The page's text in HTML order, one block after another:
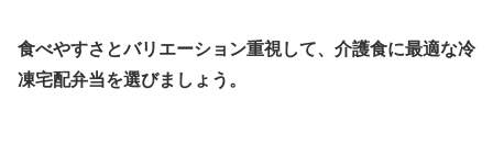
食べやすさとバリエーション重視して、介護食に最適な冷
凍宅配弁当を選びましょう。